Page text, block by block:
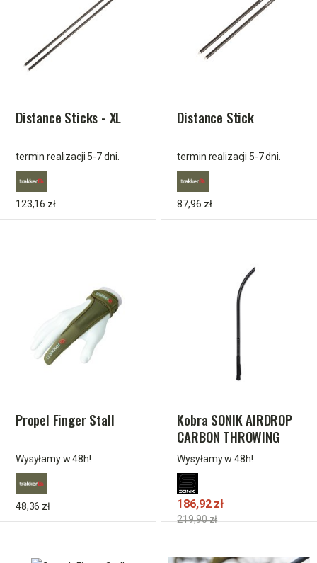
Distance Sticks - XL
termin realizacji 5-7 dni.
123,16 zł
Distance Stick
termin realizacji 5-7 dni.
87,96 zł
Propel Finger Stall
Wysyłamy w 48h!
48,36 zł
Kobra SONIK AIRDROP
CARBON THROWING
STICK 24mm
Wysyłamy w 48h!
186,92 zł
219,90 zł